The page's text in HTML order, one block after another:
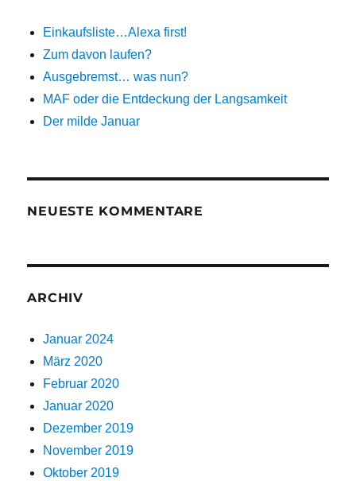
Einkaufsliste…Alexa first!
Zum davon laufen?
Ausgebremst… was nun?
MAF oder die Entdeckung der Langsamkeit
Der milde Januar
NEUESTE KOMMENTARE
ARCHIV
Januar 2024
März 2020
Februar 2020
Januar 2020
Dezember 2019
November 2019
Oktober 2019